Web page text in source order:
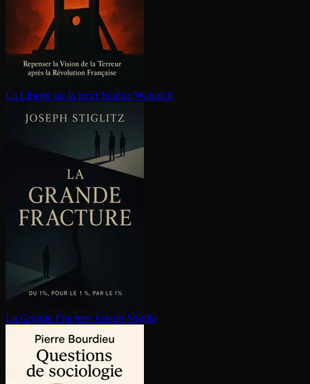
La Liberté ou la mort Sophie Wahnich
La Grande Fracture Joseph Stiglitz